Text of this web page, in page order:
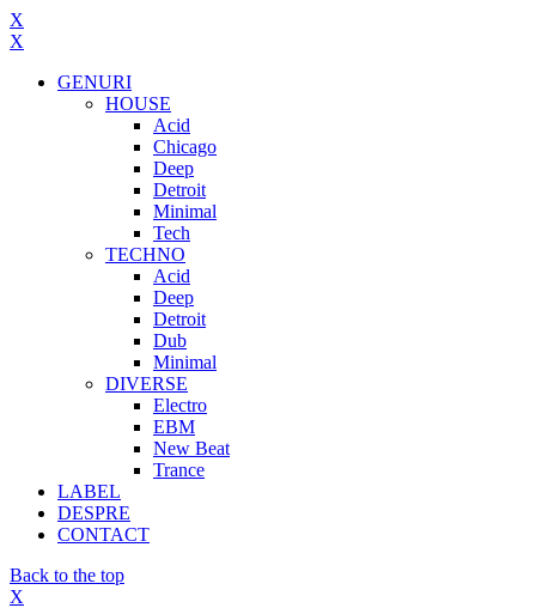
X
X
GENURI
HOUSE
Acid
Chicago
Deep
Detroit
Minimal
Tech
TECHNO
Acid
Deep
Detroit
Dub
Minimal
DIVERSE
Electro
EBM
New Beat
Trance
LABEL
DESPRE
CONTACT
Back to the top
X